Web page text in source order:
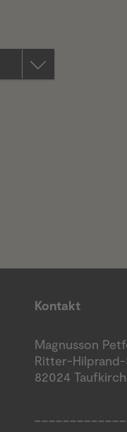
Kontakt
Magnusson
Ritter-Hilprand-
82024